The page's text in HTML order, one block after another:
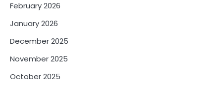
February 2026
January 2026
December 2025
November 2025
October 2025